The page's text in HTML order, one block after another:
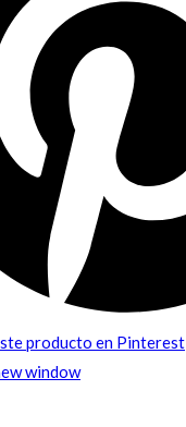
producto en Pinterest
window